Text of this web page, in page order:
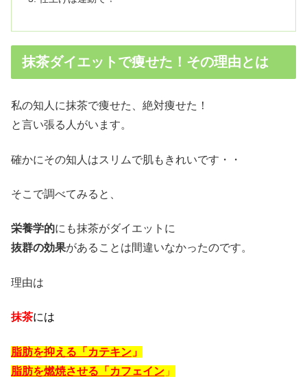
抹茶ダイエットで痩せた！その理由とは
私の知人に抹茶で痩せた、絶対痩せた！
と言い張る人がいます。
確かにその知人はスリムで肌もきれいです・・
そこで調べてみると、
栄養学的にも抹茶がダイエットに
抜群の効果があることは間違いなかったのです。
理由は
抹茶には
脂肪を抑える「カテキン 」
脂肪を燃焼させる「カフェイン 」